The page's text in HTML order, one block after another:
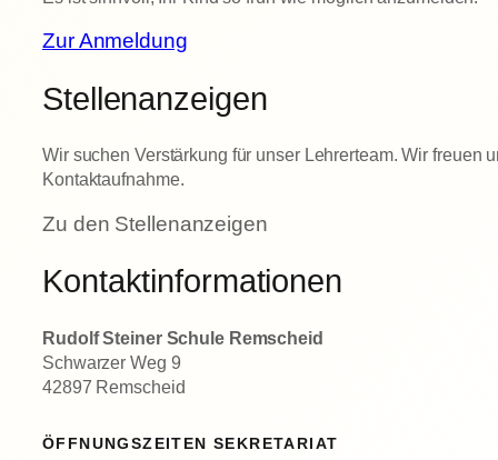
Zur Anmeldung
Stellenanzeigen
Wir suchen Verstärkung für unser Lehrerteam. Wir freuen
Kontaktaufnahme.
Zu den Stellenanzeigen
Kontaktinformationen
Rudolf Steiner Schule Remscheid
Schwarzer Weg 9
42897 Remscheid
ÖFFNUNGSZEITEN SEKRETARIAT